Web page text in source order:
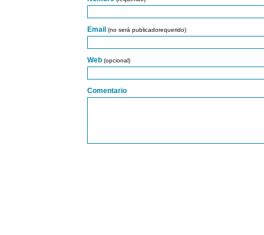
Email (no será publicadorequerido)
Web (opcional)
Comentario